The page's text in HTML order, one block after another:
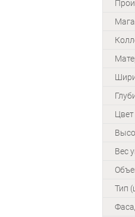
Цвет
Вес
Тип